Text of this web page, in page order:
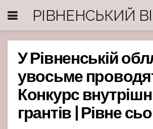
РІВНЕНСЬКИЙ
У Рівненській
увосьме
Конкурс
грантів | Рівне